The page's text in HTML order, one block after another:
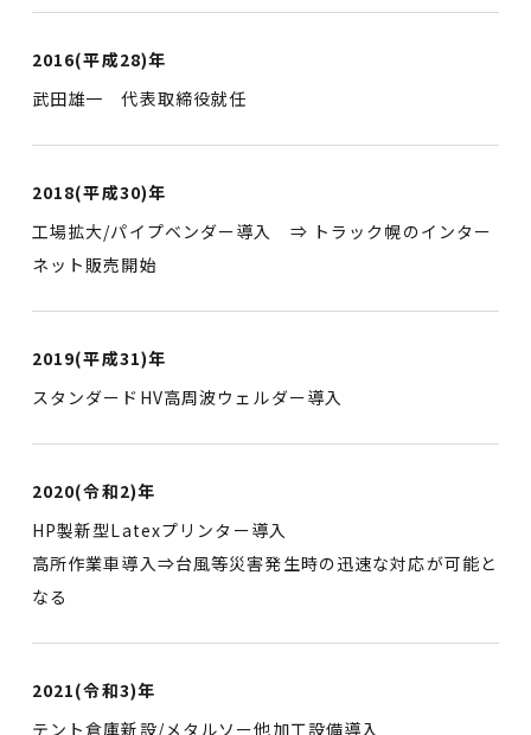
2016(平成28)年
武田雄一 代表取締役就任
2018(平成30)年
工場拡大/パイプベンダー導入 ⇒ トラック幌のインター
ネット販売開始
2019(平成31)年
スタンダードHV高周波ウェルダー導入
2020(令和2)年
HP製新型Latexプリンター導入
高所作業車導入⇒台風等災害発生時の迅速な対応が可能と
なる
2021(令和3)年
テント倉庫新設/メタルソー他加工設備導入